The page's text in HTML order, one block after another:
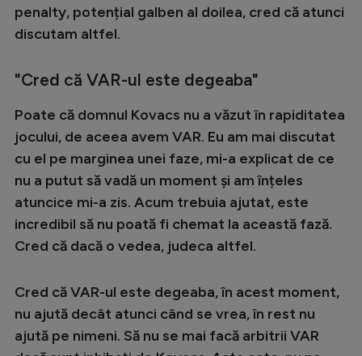
Alte sporturi
JO 2026
Intră în cont
Creează cont
penalty, potențial galben al doilea, cred că atunci
discutam altfel.
"Cred că VAR-ul este degeaba"
Poate că domnul Kovacs nu a văzut în rapiditatea
jocului, de aceea avem VAR. Eu am mai discutat
cu el pe marginea unei faze, mi-a explicat de ce
nu a putut să vadă un moment și am înțeles
atuncice mi-a zis. Acum trebuia ajutat, este
incredibil să nu poată fi chemat la această fază.
Cred că dacă o vedea, judeca altfel.
Cred că VAR-ul este degeaba, în acest moment,
nu ajută decât atunci când se vrea, în rest nu
ajută pe nimeni. Să nu se mai facă arbitrii VAR